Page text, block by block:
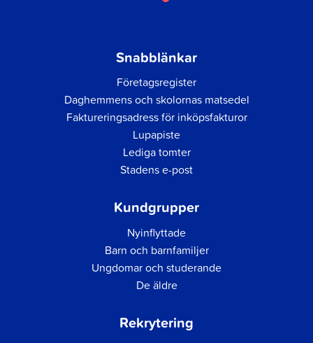
Snabblänkar
Företagsregister
Daghemmens och skolornas matsedel
Faktureringsadress för inköpsfakturor
Lupapiste
Lediga tomter
Stadens e-post
Kundgrupper
Nyinflyttade
Barn och barnfamiljer
Ungdomar och studerande
De äldre
Rekrytering